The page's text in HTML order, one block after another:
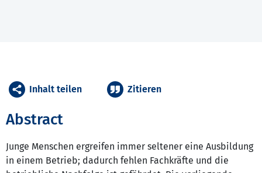
Abstract
Junge Menschen ergreifen immer seltener eine Ausbildung
in einem Betrieb; dadurch fehlen Fachkräfte und die
Inhalt teilen Zitieren